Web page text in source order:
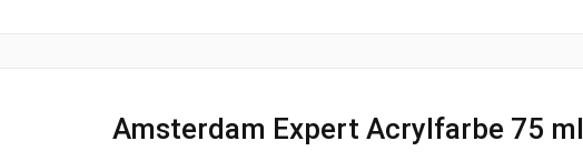
Amsterdam Expert Acrylfarbe 75 ml